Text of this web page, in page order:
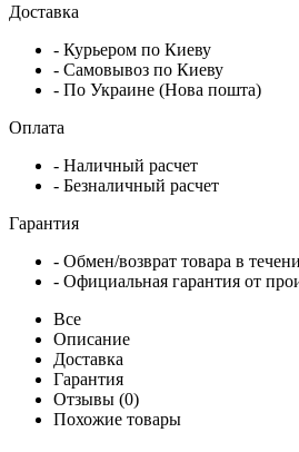
Доставка
- Курьером по Киеву
- Самовывоз по Киеву
- По Украине (Нова пошта)
Оплата
- Наличный расчет
- Безналичный расчет
Гарантия
- Обмен/возврат товара в
- Официальная гарантия от
Все
Описание
Доставка
Гарантия
Отзывы (0)
Похожие товары